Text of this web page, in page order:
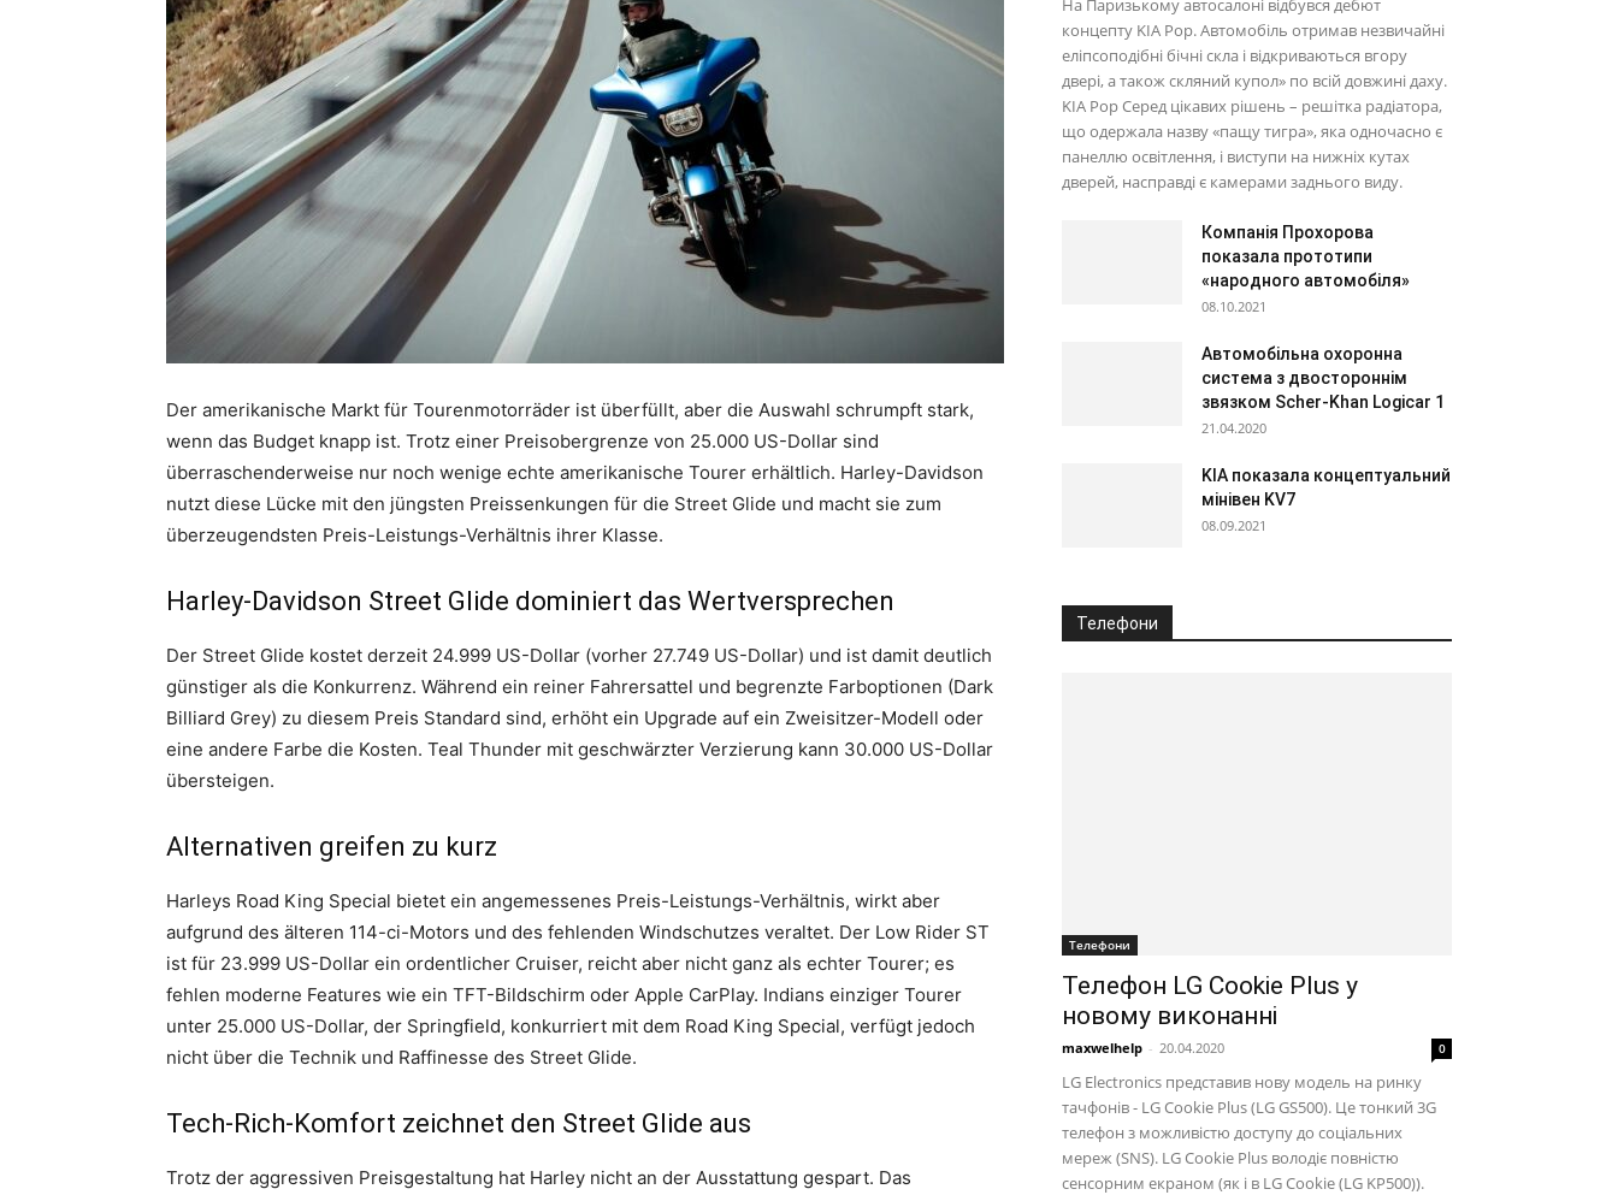
Der amerikanische Markt für Tourenmotorräder ist überfüllt, aber die Auswahl schrumpft stark,
wenn das Budget knapp ist. Trotz einer Preisobergrenze von 25.000 US-Dollar sind
überraschenderweise nur noch wenige echte amerikanische Tourer erhältlich. Harley-Davidson
nutzt diese Lücke mit den jüngsten Preissenkungen für die Street Glide und macht sie zum
überzeugendsten Preis-Leistungs-Verhältnis ihrer Klasse.
Harley-Davidson Street Glide dominiert das Wertversprechen
Der Street Glide kostet derzeit 24.999 US-Dollar (vorher 27.749 US-Dollar) und ist damit deutlich
günstiger als die Konkurrenz. Während ein reiner Fahrersattel und begrenzte Farboptionen (Dark
Billiard Grey) zu diesem Preis Standard sind, erhöht ein Upgrade auf ein Zweisitzer-Modell oder
eine andere Farbe die Kosten. Teal Thunder mit geschwärzter Verzierung kann 30.000 US-Dollar
übersteigen.
Alternativen greifen zu kurz
Harleys Road King Special bietet ein angemessenes Preis-Leistungs-Verhältnis, wirkt aber
aufgrund des älteren 114-ci-Motors und des fehlenden Windschutzes veraltet. Der Low Rider ST
ist für 23.999 US-Dollar ein ordentlicher Cruiser, reicht aber nicht ganz als echter Tourer; es
fehlen moderne Features wie ein TFT-Bildschirm oder Apple CarPlay. Indians einziger Tourer
unter 25.000 US-Dollar, der Springfield, konkurriert mit dem Road King Special, verfügt jedoch
nicht über die Technik und Raffinesse des Street Glide.
Tech-Rich-Komfort zeichnet den Street Glide aus
Trotz der aggressiven Preisgestaltung hat Harley nicht an der Ausstattung gespart. Das
На Паризькому автосалоні відбувся дебют
концепту KIA Pop. Автомобіль отримав незвичайні
еліпсоподібні бічні скла і відкриваються вгору
двері, а також скляний купол» по всій довжині даху.
KIA Pop Серед цікавих рішень – решітка радіатора,
що одержала назву «пащу тигра», яка одночасно є
панеллю освітлення, і виступи на нижніх кутах
дверей, насправді є камерами заднього виду.
Компанія Прохорова
показала прототипи
«народного автомобіля»
08.10.2021
Автомобільна охоронна
система з двостороннім
звязком Scher-Khan Logicar 1
21.04.2020
KIA показала концептуальний
мінівен KV7
08.09.2021
Телефони
Телефони
Телефон LG Cookie Plus у
новому виконанні
maxwelhelp - 20.04.2020 0
LG Electronics представив нову модель на ринку
тачфонів - LG Cookie Plus (LG GS500). Це тонкий 3G
телефон з можливістю доступу до соціальних
мереж (SNS). LG Cookie Plus володіє повністю
сенсорним екраном (як і в LG Cookie (LG KP500)).